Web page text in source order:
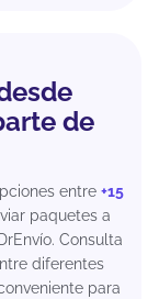
de
entre +15
paquetes a
Consulta
diferentes
para